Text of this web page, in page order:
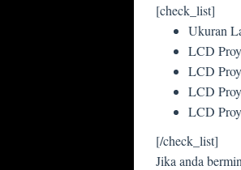
[check_list]
Ukuran
LCD
LCD
LCD
LCD
[/check_list]
Jika anda